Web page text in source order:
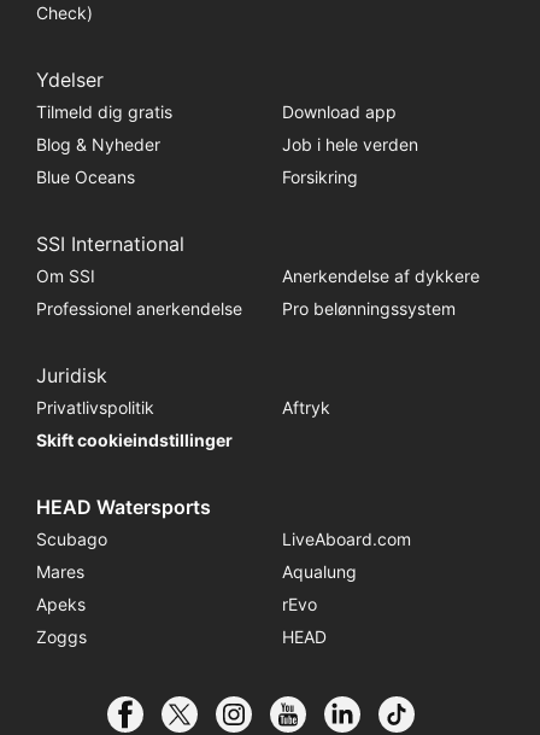
Check)
Ydelser
Tilmeld dig gratis
Download app
Blog & Nyheder
Job i hele verden
Blue Oceans
Forsikring
SSI International
Om SSI
Anerkendelse af dykkere
Professionel anerkendelse
Pro belønningssystem
Juridisk
Privatlivspolitik
Aftryk
Skift cookieindstillinger
HEAD Watersports
Scubago
LiveAboard.com
Mares
Aqualung
Apeks
rEvo
Zoggs
HEAD